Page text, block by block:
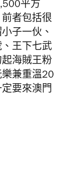
平方
者包括很
子一伙、
王下七武
海賊王粉
兼重溫20
要來澳門